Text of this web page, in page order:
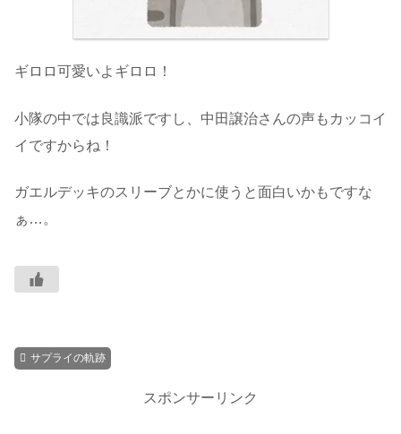
ギロロ可愛いよギロロ！
小隊の中では良識派ですし、中田譲治さんの声もカッコイ
イですからね！
ガエルデッキのスリーブとかに使うと面白いかもですな
ぁ…。
サプライの軌跡
スポンサーリンク